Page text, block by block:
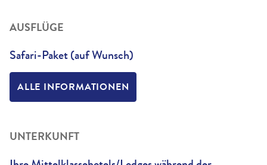
AUSFLÜGE
Safari-Paket (auf Wunsch)
ALLE INFORMATIONEN
UNTERKUNFT